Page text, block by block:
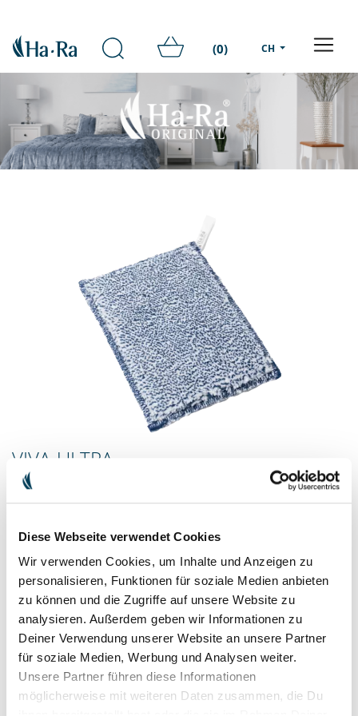
Diese Webseite verwendet Cookies
Wir verwenden Cookies, um Inhalte und Anzeigen zu
personalisieren, Funktionen für soziale Medien anbieten
zu können und die Zugriffe auf unsere Website zu
analysieren. Außerdem geben wir Informationen zu
Deiner Verwendung unserer Website an unsere Partner
für soziale Medien, Werbung und Analysen weiter.
Unsere Partner führen diese Informationen
möglicherweise mit weiteren Daten zusammen, die Du
(0) CH
VIVA-ULTRA
Der Fettkiller für die Küche
Reinigungs-Tuch Viva-Ultra spielend auch härteste
dann super zur Nachreinigung.
EUR 13.90 inkl. MwSt. zzgl.Versandkosten
IN DEN WARENKORB